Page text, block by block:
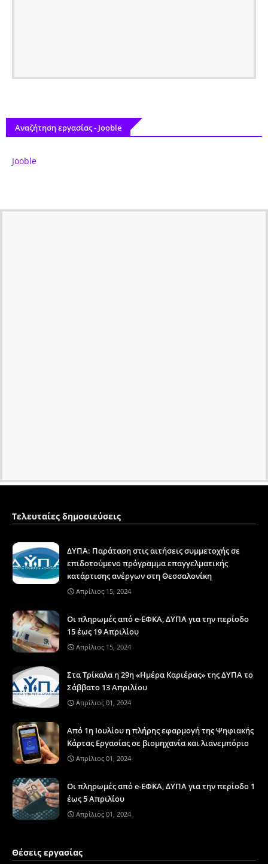
Αναζήτηση εργασίας - Jooble
Jooble
Τελευταίες δημοσιεύσεις
ΔΥΠΑ: Παράταση στις αιτήσεις συμμετοχής σε
επιδοτούμενο πρόγραμμα επαγγελματικής
κατάρτισης ανέργων στη Θεσσαλονίκη
Απρίλιος 15, 2024
Οι πληρωμές από e-ΕΦΚΑ, ΔΥΠΑ για την περίοδο
15 έως 19 Απριλίου
Απρίλιος 15, 2024
Στα Τρίκαλα η 29η «Ημέρα Καριέρας» της ΔΥΠΑ το
Σάββατο 13 Απριλίου
Απρίλιος 01, 2024
Από 1η Ιουλίου η πλήρης εφαρμογή της Ψηφιακής
Κάρτας Εργασίας σε βιομηχανία και λιανεμπόριο
Απρίλιος 01, 2024
Οι πληρωμές από e-ΕΦΚΑ, ΔΥΠΑ για την περίοδο 1
έως 5 Απριλίου
Απρίλιος 01, 2024
Θέσεις εργασίας